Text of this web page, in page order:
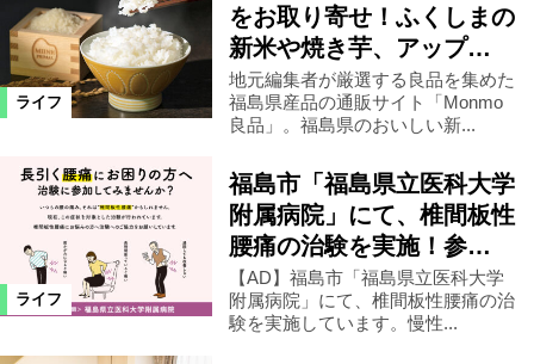
昭和村 南会津町 東京都
西郷村 矢祭町 小野町
白石市 山形県 米沢市
仙台市 中島村 塙町
ライフ
をお取り寄せ！ふくしまの
新米や焼き芋、アップ…
地元編集者が厳選する良品を集めた
福島県産品の通販サイト「Monmo
良品」。福島県のおいしい新...
ライフ
福島市「福島県立医科大学
附属病院」にて、椎間板性
腰痛の治験を実施！参…
【AD】福島市「福島県立医科大学
附属病院」にて、椎間板性腰痛の治
験を実施しています。慢性...